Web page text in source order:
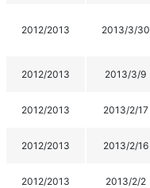
2012/2013 2013/3/30
2012/2013 2013/3/9
2012/2013 2013/2/17
2012/2013 2013/2/16
2012/2013 2013/2/2